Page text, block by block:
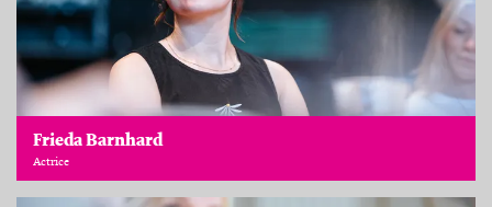
Frieda Barnhard
Actrice